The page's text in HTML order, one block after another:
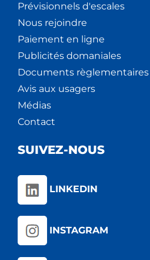
Prévisionnels d'escales
Nous rejoindre
Paiement en ligne
Publicités domaniales
Documents règlementaires
Avis aux usagers
Médias
Contact
SUIVEZ-NOUS
LINKEDIN
INSTAGRAM